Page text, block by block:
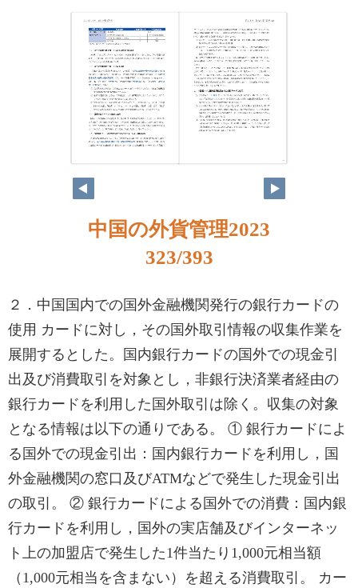
323
中国の外貨管理2023
323/393
２．中国国内での国外金融機関発行の銀行カードの
使用 カードに対し，その国外取引情報の収集作業を
展開するとした。国内銀行カードの国外での現金引
出及び消費取引を対象とし，非銀行決済業者経由の
銀行カードを利用した国外取引は除く。収集の対象
となる情報は以下の通りである。 ① 銀行カードによ
る国外での現金引出：国内銀行カードを利用し，国
外金融機関の窓口及びATMなどで発生した現金引出
の取引。 ② 銀行カードによる国外での消費：国内銀
行カードを利用し，国外の実店舗及びインターネッ
ト上の加盟店で発生した1件当たり1,000元相当額
（1,000元相当を含まない）を超える消費取引。 カー